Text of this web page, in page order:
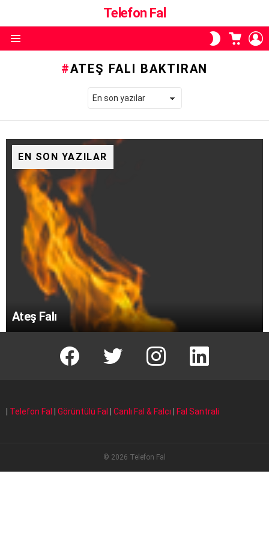
Telefon Fal
SKIN
ANAHTARI
SEPETI
ATEŞ FALI BAKTIRAN
EN SON YAZILAR
Ateş Falı
facebook T instagram Linkedin Fal
Telefon Fal Görüntülü Fal Canlı Fal & Falcı Fal Santrali
© 2026 Telefon Fal